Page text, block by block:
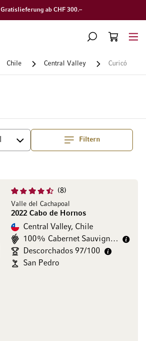
Gratislieferung ab CHF 300.–
SUCHE
WARENKORB
Chile Central Valley Curicó
Filtern
8
Valle del Cachapoal
2022 Cabo de Hornos
Central Valley, Chile
100% Cabernet Sauvignon
Descorchados 97/100
San Pedro